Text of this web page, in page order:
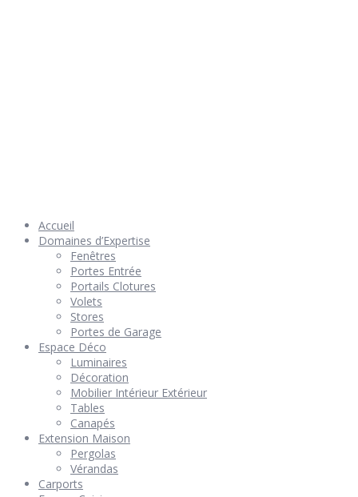
Accueil
Domaines d’Expertise
Fenêtres
Portes Entrée
Portails Clotures
Volets
Stores
Portes de Garage
Espace Déco
Luminaires
Décoration
Mobilier Intérieur Extérieur
Tables
Canapés
Extension Maison
Pergolas
Vérandas
Carports